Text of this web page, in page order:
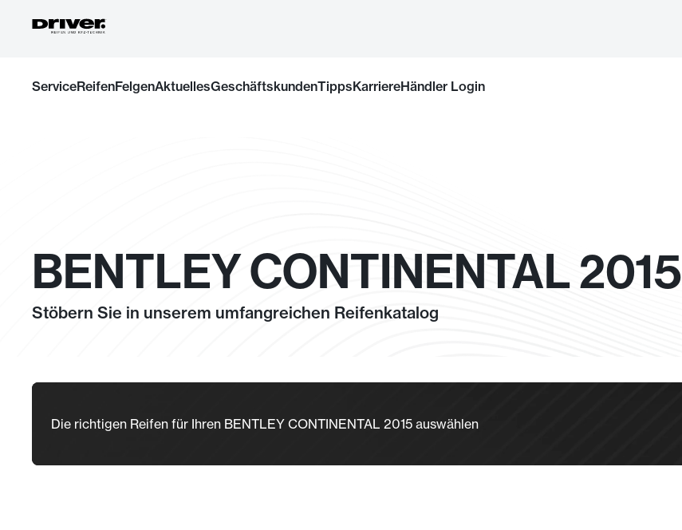
InhaltServiceReifenFelgenAktuellesGeschäftskundenTippsKarriereHändler Login
BENTLEY CONTINENTAL 2015
Stöbern Sie in unserem umfangreichen Reifenkatalog
Die richtigen Reifen für Ihren BENTLEY CONTINENTAL 2015 auswählen